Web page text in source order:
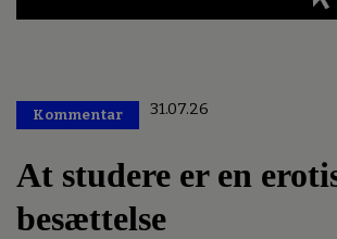
Kommentar 31.07.26
At studere er en
besættelse